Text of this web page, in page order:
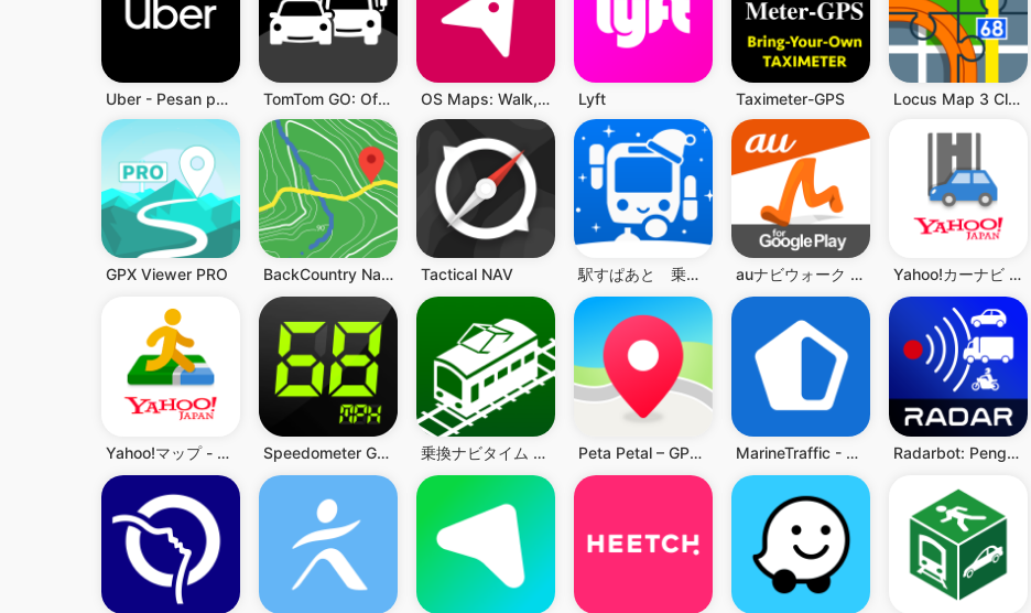
Uber - Pesan perjalanan TomTom GO: Offline Maps & GPS OS Maps: Walk, Hike, Run, Bike Lyft Taximeter-GPS Locus Map 3 Classic
GPX Viewer PRO BackCountry Navigator GPS PRO Tactical NAV 駅すぱあと 乗換案内 - 時刻表・運行情報・バス経路 auナビウォーク - 乗換案内・バスと地図の総合移動アプリ Yahoo!カーナビ - 最新地図で渋滞回避ができるナビ。
Yahoo!マップ - 最新地図、ナビや乗換案内も Speedometer GPS Pro & Odometer 乗換ナビタイム - 電車・バス時刻表、路線図、乗換案内 Peta Petal – GPS & Navigasi MarineTraffic - Ship Tracking Radarbot: Pengesan Perangkap